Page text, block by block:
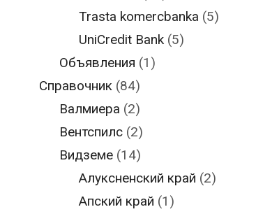
Trasta komercbanka (5)
UniCredit Bank (5)
Объявления (1)
Справочник (84)
Валмиера (2)
Вентспилс(2)
Видземе(14)
Алуксненский край (2)
Апский край (1)